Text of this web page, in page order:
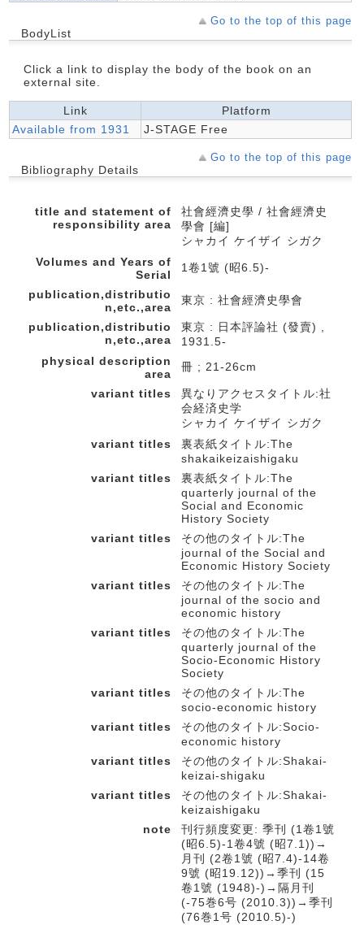
Go to the top of this page
BodyList
Click a link to display the body of the book on an
external site.
Link
Platform
Available from 1931
J-STAGE Free
Go to the top of this page
Bibliography Details
title and statement of
responsibility area
社會經濟史學 / 社會經濟史
學會 [編]
シャカイ ケイザイ シガク
Volumes and Years of
Serial
1卷1號 (昭6.5)-
publication,distributio
n,etc.,area
東京 : 社會經濟史學會
publication,distributio
n,etc.,area
東京 : 日本評論社 (發賣) ,
1931.5-
physical description
area
冊 ; 21-26cm
variant titles
異なりアクセスタイトル:社
会経済史学
シャカイ ケイザイ シガク
variant titles
裏表紙タイトル:The
shakaikeizaishigaku
variant titles
裏表紙タイトル:The
quarterly journal of the
Social and Economic
History Society
variant titles
その他のタイトル:The
journal of the Social and
Economic History Society
variant titles
その他のタイトル:The
journal of the socio and
economic history
variant titles
その他のタイトル:The
quarterly journal of the
Socio-Economic History
Society
variant titles
その他のタイトル:The
socio-economic history
variant titles
その他のタイトル:Socio-
economic history
variant titles
その他のタイトル:Shakai-
keizai-shigaku
variant titles
その他のタイトル:Shakai-
keizaishigaku
note
刊行頻度変更: 季刊 (1卷1號
(昭6.5)-1卷4號 (昭7.1))→
月刊 (2卷1號 (昭7.4)-14卷
9號 (昭19.12))→季刊 (15
卷1號 (1948)-)→隔月刊
(-75巻6号 (2010.3))→季刊
(76巻1号 (2010.5)-)